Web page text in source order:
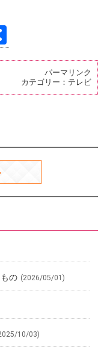
有
パーマリンク
カテゴリー： テレビ
の (2026/05/01)
10/03)